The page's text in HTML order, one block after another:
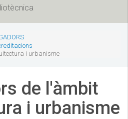
i urbanisme
de l'àmbit
i urbanisme